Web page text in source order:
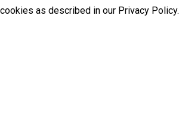
as described in our Privacy Policy.